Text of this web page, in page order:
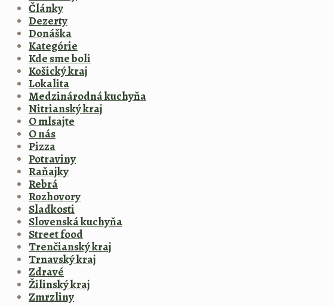
Články
Dezerty
Donáška
Kategórie
Kde sme boli
Košický kraj
Lokalita
Medzinárodná kuchyňa
Nitrianský kraj
O mlsajte
O nás
Pizza
Potraviny
Raňajky
Rebrá
Rozhovory
Sladkosti
Slovenská kuchyňa
Street food
Trenčianský kraj
Trnavský kraj
Zdravé
Žilinský kraj
Zmrzliny